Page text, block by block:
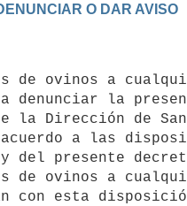
O DAR AVISO
denunciar la
la Dirección de
a las
y del presente
con esta